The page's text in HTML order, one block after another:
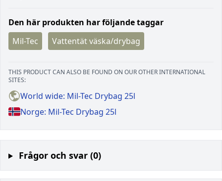
Den här produkten har följande taggar
Mil-Tec
Vattentät väska/drybag
THIS PRODUCT CAN ALSO BE FOUND ON OUR OTHER INTERNATIONAL
SITES:
World wide: Mil-Tec Drybag 25l
Norge: Mil-Tec Drybag 25l
Frågor och svar (0)